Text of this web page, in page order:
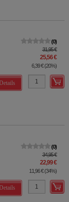
0
31,95 €
25,56 €
6,39 €(20%)
Details
0
34,95 €
22,99 €
11,96 €(34%)
Details